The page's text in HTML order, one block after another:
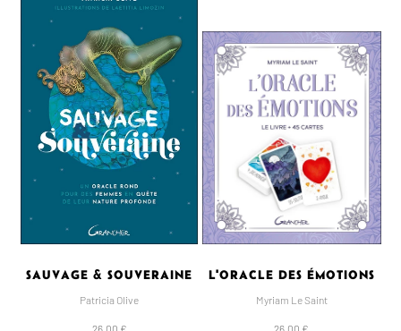
SAUVAGE & SOUVERAINE
Patricia Olive
26,00 €
L'ORACLE DES ÉMOTIONS
Myriam Le Saint
26,00 €